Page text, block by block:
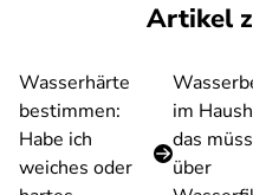
Artikel
Wasserhärte
bestimmen:
Habe ich
weiches oder
im
das
über